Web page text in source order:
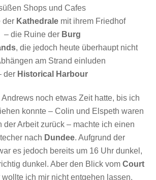
Shops und Cafes
der Kathedrale mit ihrem Friedhof
– die Ruine der Burg
, die jedoch heute überhaupt nicht
am Strand einluden
der Historical Harbour
Andrews noch etwas Zeit hatte, bis ich
konnte – Colin und Elspeth waren
der Arbeit zurück – machte ich einen
nach Dundee. Aufgrund der
es jedoch bereits um 16 Uhr dunkel,
dunkel. Aber den Blick vom Court
ich mir nicht entgehen lassen.